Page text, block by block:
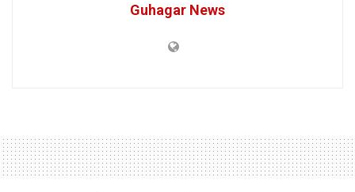
Guhagar News